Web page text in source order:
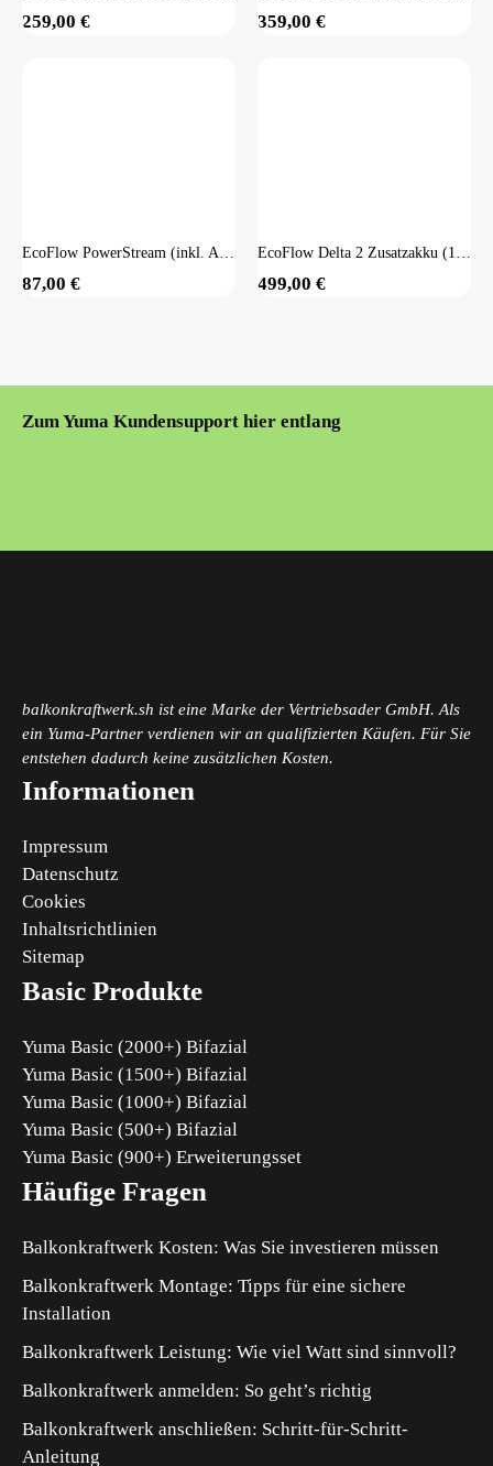
259,00 € 359,00 €
EcoFlow PowerStream (inkl. Anschlusskabel)
87,00 €
EcoFlow Delta 2 Zusatzakku (1024 Wh)
499,00 €
Zum Yuma Kundensupport hier entlang
balkonkraftwerk.sh ist eine Marke der Vertriebsader GmbH. Als
ein Yuma-Partner verdienen wir an qualifizierten Käufen. Für Sie
entstehen dadurch keine zusätzlichen Kosten.
Informationen
Impressum
Datenschutz
Cookies
Inhaltsrichtlinien
Sitemap
Basic Produkte
Yuma Basic (2000+) Bifazial
Yuma Basic (1500+) Bifazial
Yuma Basic (1000+) Bifazial
Yuma Basic (500+) Bifazial
Yuma Basic (900+) Erweiterungsset
Häufige Fragen
Balkonkraftwerk Kosten: Was Sie investieren müssen
Balkonkraftwerk Montage: Tipps für eine sichere
Installation
Balkonkraftwerk Leistung: Wie viel Watt sind sinnvoll?
Balkonkraftwerk anmelden: So geht’s richtig
Balkonkraftwerk anschließen: Schritt-für-Schritt-
Anleitung